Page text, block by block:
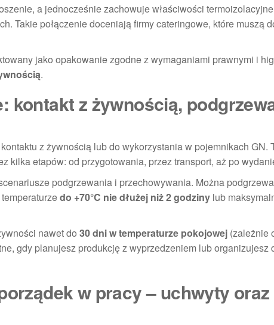
a jednocześnie zachowuje właściwości
Takie połączenie doceniają firmy cateringowe, które muszą
jako opakowanie zgodne z wymaganiami prawnymi i
.
kontakt z żywnością,
z żywnością lub do wykorzystania w pojemnikach GN.
kilka etapów: od przygotowania, przez transport, aż po
podgrzewania i przechowywania. Można
do +70°C nie dłużej niż 2 godziny lub
nawet do 30 dni w temperaturze pokojowej (zależnie
gdy planujesz produkcję z wyprzedzeniem lub organizujesz
w pracy – uchwyty oraz